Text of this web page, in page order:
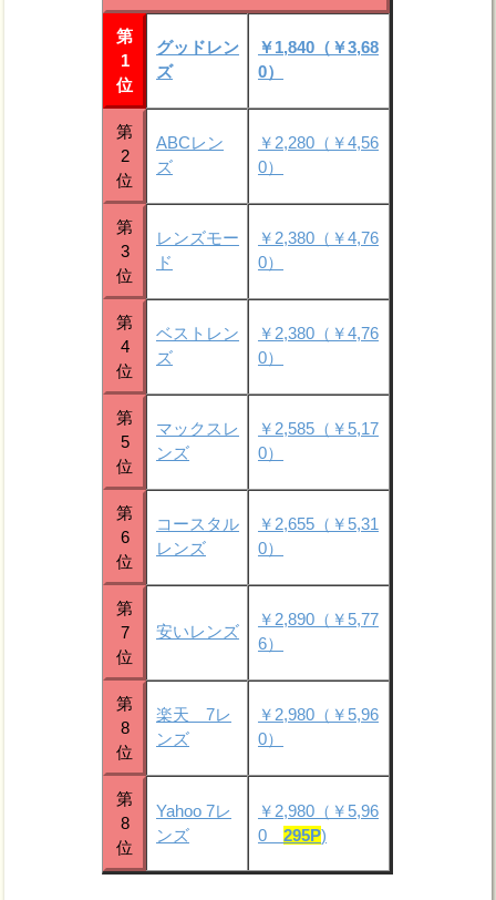
第
1
位
グッドレン
ズ
￥1,840（￥3,68
0）
第
2
位
ABCレン
ズ
￥2,280（￥4,56
0）
第
3
位
レンズモー
ド
￥2,380（￥4,76
0）
第
4
位
ベストレン
ズ
￥2,380（￥4,76
0）
第
5
位
マックスレ
ンズ
￥2,585（￥5,17
0）
第
6
位
コースタル
レンズ
￥2,655（￥5,31
0）
第
7
位
安いレンズ
￥2,890（￥5,77
6）
第
8
位
楽天 7レ
ンズ
￥2,980（￥5,96
0）
第
8
位
Yahoo 7レ
ンズ
￥2,980（￥5,96
0 295P)